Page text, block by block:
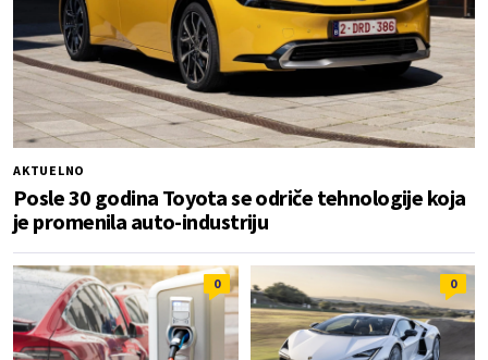
AKTUELNO
Posle 30 godina Toyota se odriče tehnologije koja
je promenila auto-industriju
0 0